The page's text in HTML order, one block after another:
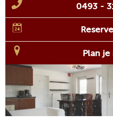
0493 -
Plan